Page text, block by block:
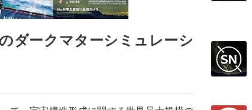
ダークマターシミュレーシ